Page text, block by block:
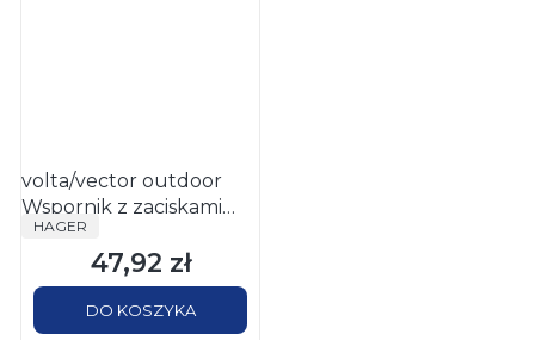
volta/vector outdoor
Wspornik z zaciskami
PE/N 2x13 zacisków
PRODUCENT
HAGER
Cena
47,92 zł
DO KOSZYKA